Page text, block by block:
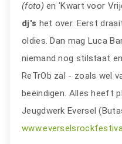
(foto) en 'Kwart voor
dj's het over. Eerst
oldies. Dan mag Luca
niemand nog stilstaat
ReTrOb zal - zoals wel
beëindigen. Alles heeft
Jeugdwerk Eversel